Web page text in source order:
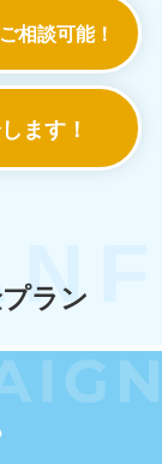
相談可能！
ます！
ラン